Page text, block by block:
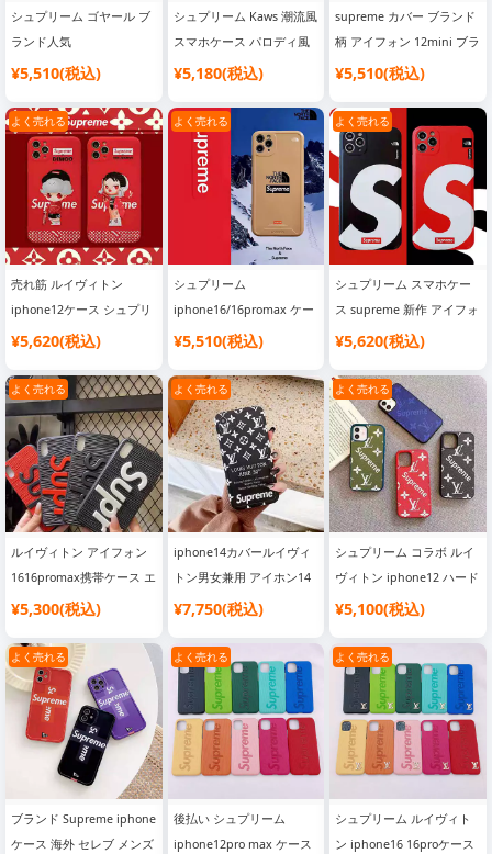
シュプリーム ゴヤール ブ
ランド人気
iphone16pro/16ケース高
¥5,510(税込)
シュプリーム Kaws 潮流風
スマホケース パロディ風
iphone16pro/16ケースカ
¥5,180(税込)
supreme カバー ブランド
柄 アイフォン 12mini ブラ
ンド風iphone12 pro lv人
SC21032335
¥5,510(税込)
よく売れる
売れ筋 ルイヴィトン
iphone12ケース シュプリ
ーム iphone12proケース
ムiphoneスマホケース ブ
ランドSC21032333
¥5,620(税込)
よく売れる
シュプリーム
iphone16/16promax ケー
ス ブランド メンズ
ース フェイス 2024
iphone16plus ケース 首
掛け おしゃれ 男女兼用 ア
イフォン16pro
max/15/15pro IMD カバー
おすすめ SC21031609
¥5,510(税込)
よく売れる
シュプリーム スマホケー
ス supreme 新作 アイフォ
ン16pro max ケース コピ
SC21031601
¥5,620(税込)
よく売れる
ルイヴィトン アイフォン
1616promax携帯ケース エ
ピ シリコン Supreme
浮き彫りアルファベット元
素 波テクスチャ 芸能人愛
用 LV Supreme
Iphone14131211保護ケー
ス に在庫あり
¥5,300(税込)
よく売れる
iphone14カバールイヴィ
トン男女兼用 アイホン14
pro 保護ケース ビトン シ
iphone13 海外販売カバー
ヴィトンアイホン13pro
max
¥7,750(税込)
よく売れる
シュプリーム コラボ ルイ
ヴィトン iphone12 ハード
ケース 超オシャレ
ケース supreme louis
vuittonコラボ アイフォン
11XXRスマホケース 耐衝
撃 iphone8カバー ジャケ
ット 目立つ
¥5,100(税込)
よく売れる
ブランド Supreme iphone
ケース 海外 セレブ メンズ
よく売れる
後払い シュプリーム
iphone12pro max ケース
よく売れる
シュプリーム ルイヴィト
ン iphone16 16proケース